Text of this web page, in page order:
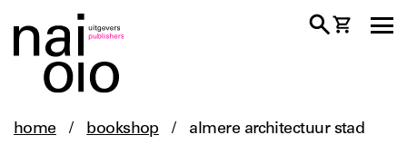
home / bookshop / almere architectuur stad